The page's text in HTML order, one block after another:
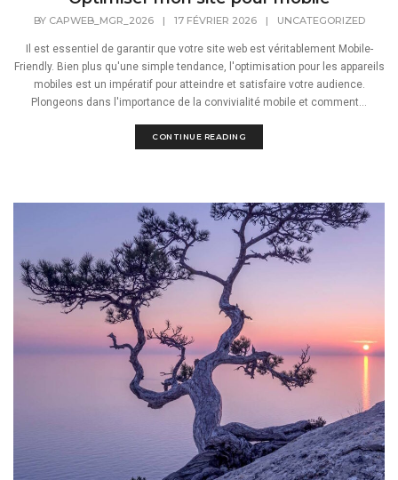
BY CAPWEB_MGR_2026 | 17 FÉVRIER 2026 | UNCATEGORIZED
Il est essentiel de garantir que votre site web est véritablement Mobile-
Friendly. Bien plus qu'une simple tendance, l'optimisation pour les appareils
mobiles est un impératif pour atteindre et satisfaire votre audience.
Plongeons dans l'importance de la convivialité mobile et comment...
CONTINUE READING